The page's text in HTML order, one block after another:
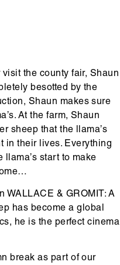
the county fair, Shaun
besotted by the
Shaun makes sure
At the farm, Shaun
sheep that the llama’s
in their lives. Everything
llama’s start to make
WALLACE & GROMIT: A
has become a global
he is the perfect cinema
break as part of our